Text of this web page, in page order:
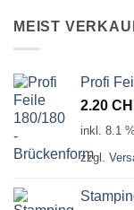
MEIST
Profi
2.20
inkl. 8.1
zzgl.